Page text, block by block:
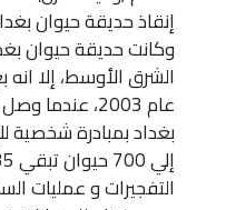
إنقاذ حديقة حيوان
وكانت حديقة حيوان
عام 2003،
التفجيرات و عمليات